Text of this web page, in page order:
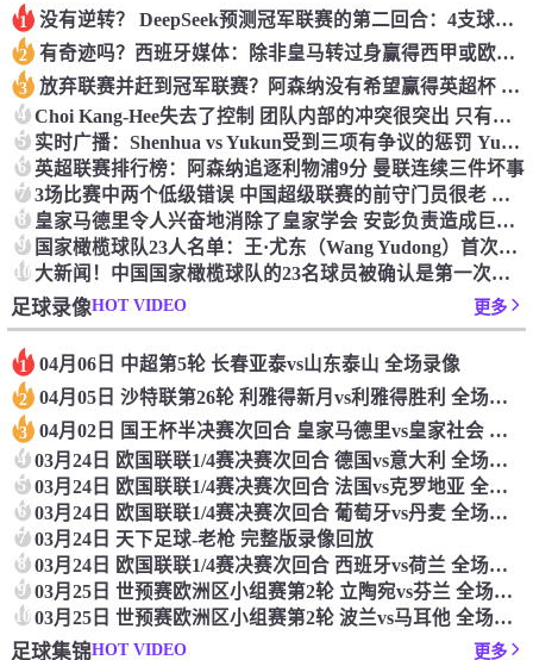
1 没有逆转？ DeepSeek预测冠军联赛的第二回合：4支球队在第一回合中获胜 枪手输了
2 有奇迹吗？西班牙媒体：除非皇马转过身赢得西甲或欧洲冠军
3 放弃联赛并赶到冠军联赛？阿森纳没有希望赢得英超杯 赢得欧洲冠军的可能性
4 Choi Kang-Hee失去了控制 团队内部的冲突很突出 只有一个人可以从水火中拯救崔孔
5 实时广播：Shenhua vs Yukun受到三项有争议的惩罚 Yukun将向中国足球联合会提出投诉
6 英超联赛排行榜：阿森纳追逐利物浦9分 曼联连续三件坏事
7 3场比赛中两个低级错误 中国超级联赛的前守门员很老 是时候让位了 最好的继任者出现
8 皇家马德里令人兴奋地消除了皇家学会 安彭负责造成巨大的灾难！
9 国家橄榄球队23人名单：王·尤东（Wang Yudong）首次被选为第11名 塞吉尼奥（Serginho）在名单上
10 大新闻！中国国家橄榄球队的23名球员被确认是第一次进入阵容
足球录像HOT VIDEO 更多
1 04月06日 中超第5轮 长春亚泰vs山东泰山 全场录像
2 04月05日 沙特联第26轮 利雅得新月vs利雅得胜利 全场录像
3 04月02日 国王杯半决赛次回合 皇家马德里vs皇家社会 全场录像
4 03月24日 欧国联联1/4赛决赛次回合 德国vs意大利 全场录像回放
5 03月24日 欧国联联1/4赛决赛次回合 法国vs克罗地亚 全场录像回放
6 03月24日 欧国联联1/4赛决赛次回合 葡萄牙vs丹麦 全场录像回放
7 03月24日 天下足球-老枪 完整版录像回放
8 03月24日 欧国联联1/4赛决赛次回合 西班牙vs荷兰 全场录像回放
9 03月25日 世预赛欧洲区小组赛第2轮 立陶宛vs芬兰 全场录像回放
10 03月25日 世预赛欧洲区小组赛第2轮 波兰vs马耳他 全场录像回放
足球集锦HOT VIDEO 更多